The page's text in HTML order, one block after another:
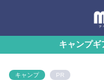
キャンプギ
キャンプ PR